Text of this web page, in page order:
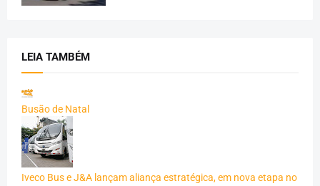
LEIA TAMBÉM
Busão de Natal
Iveco Bus e J&A lançam aliança estratégica, em nova etapa no